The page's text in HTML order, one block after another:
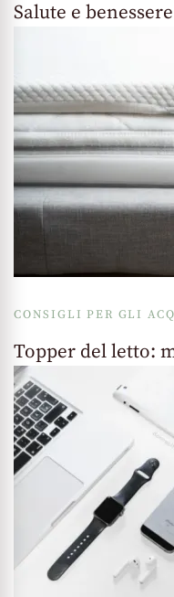
Salute e
CONSIGLI PER GLI
Topper del letto: